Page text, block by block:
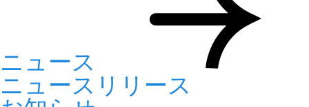
ニュース
ニュースリリース